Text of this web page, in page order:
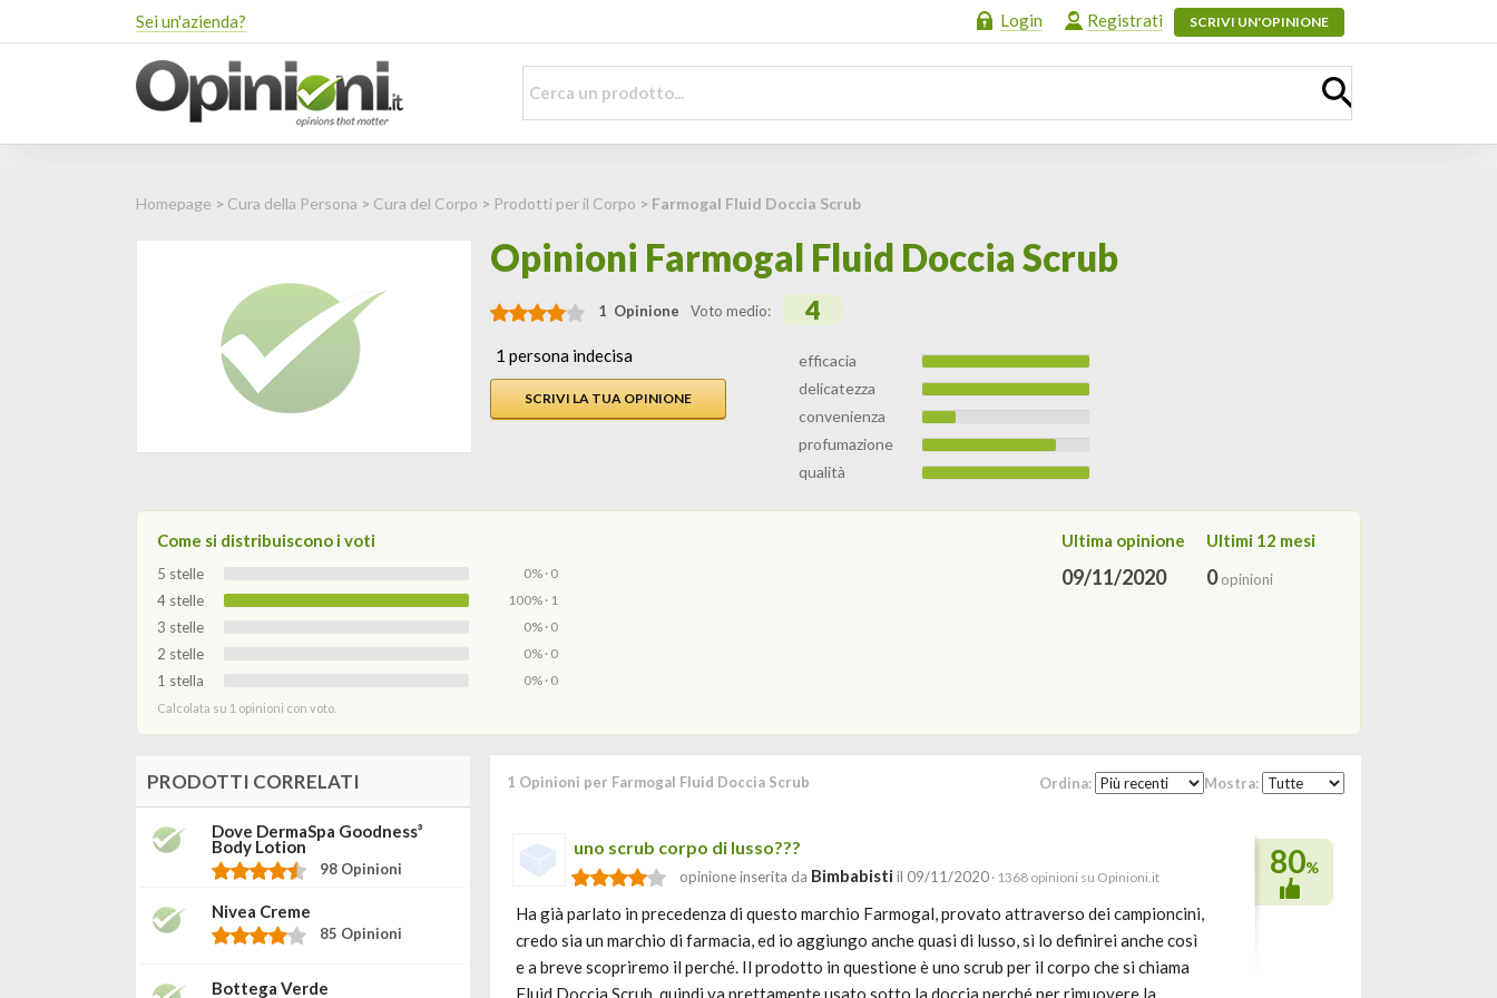
Sei un'azienda? Login Registrati SCRIVI UN'OPINIONE
Homepage > Cura della Persona > Cura del Corpo > Prodotti per il Corpo > Farmogal Fluid Doccia Scrub
Opinioni Farmogal Fluid Doccia Scrub
1 Opinione Voto medio: 4
1 persona indecisa
SCRIVI LA TUA OPINIONE
efficacia
delicatezza
convenienza
profumazione
qualità
Come si distribuiscono i voti
5 stelle 0% · 0
4 stelle 100% · 1
3 stelle 0% · 0
2 stelle 0% · 0
1 stella 0% · 0
Calcolata su 1 opinioni con voto.
Ultima opinione
09/11/2020
Ultimi 12 mesi
0opinioni
1 Opinioni per Farmogal Fluid Doccia Scrub Ordina: Mostra:
uno scrub corpo di lusso???
opinione inserita da Bimbabisti il 09/11/2020 · 1368 opinioni su Opinioni.it
Ha già parlato in precedenza di questo marchio Farmogal, provato attraverso dei campioncini,
credo sia un marchio di farmacia, ed io aggiungo anche quasi di lusso, sì lo definirei anche così
e a breve scopriremo il perché. Il prodotto in questione è uno scrub per il corpo che si chiama
Fluid Doccia Scrub, quindi va prettamente usato sotto la doccia perché per rimuovere la
80%
PRODOTTI CORRELATI
Dove DermaSpa Goodness³
Body Lotion
98 Opinioni
Nivea Creme
85 Opinioni
Bottega Verde